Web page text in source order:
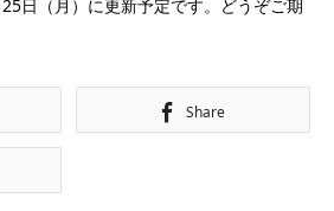
日（月）に更新予定です。どうぞご期
Share